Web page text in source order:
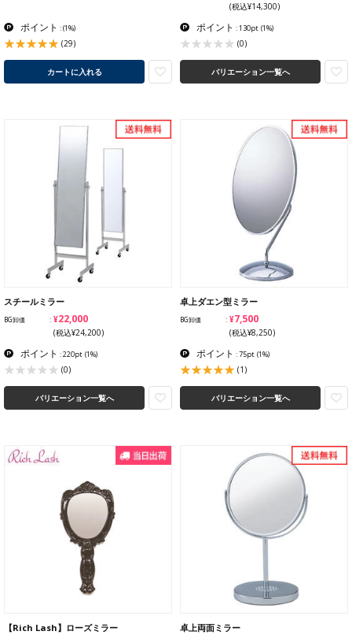
ポイント :(1%)
(29)
カートに入れる
(税込¥14,300)
ポイント : 130pt (1%)
(0)
バリエーション一覧へ
スチールミラー
BG卸価 ¥22,000
(税込¥24,200)
ポイント : 220pt (1%)
(0)
バリエーション一覧へ
卓上ダエン型ミラー
BG卸価 ¥7,500
(税込¥8,250)
ポイント : 75pt (1%)
(1)
バリエーション一覧へ
【Rich Lash】ローズミラー 卓上両面ミラー